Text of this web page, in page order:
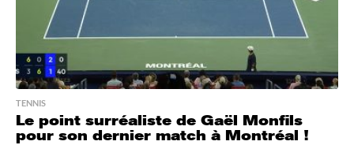
TENNIS
Le point surréaliste de Gaël Monfils
pour son dernier match à Montréal !